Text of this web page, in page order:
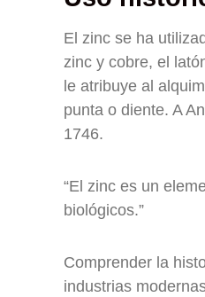
El zinc se ha
zinc y cobre, el
le atribuye al
punta o diente. A
1746.
“El zinc es un
biológicos.”
Comprender la
industrias